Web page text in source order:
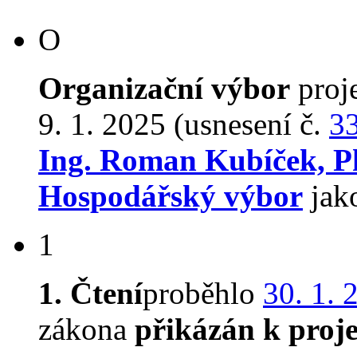
O
Organizační výbor
9. 1. 2025 (usnesení č.
Ing. Roman Kubíček,
Hospodářský výbor
1
1. Čteníproběhlo 30. 1.
zákona přikázán k